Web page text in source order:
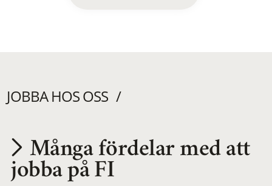
JOBBA HOS OSS
Utvecklas på en
Många fördelar med att
jobba på FI